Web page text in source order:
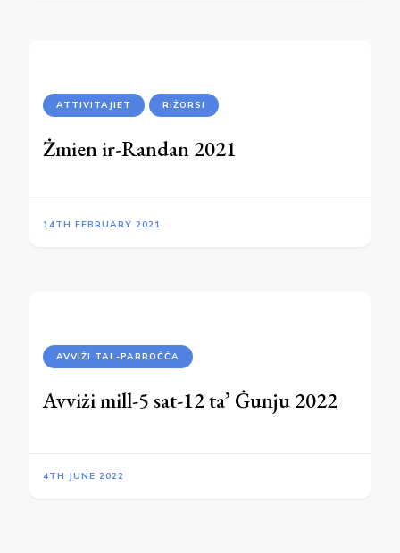
ATTIVITAJIET RIŻORSI
Żmien ir-Randan 2021
14TH FEBRUARY 2021
AVVIŻI TAL-PARROĊĊA
Avviżi mill-5 sat-12 ta’ Ġunju 2022
4TH JUNE 2022